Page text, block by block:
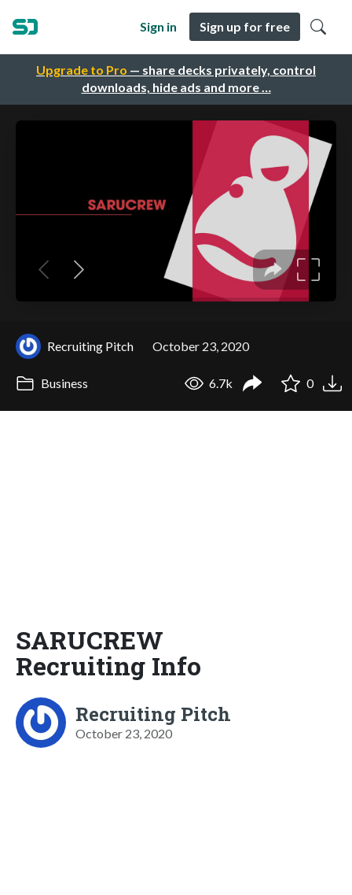
Upgrade to Pro — share decks privately, control
downloads, hide ads and more …
Sign in Sign up for free
Recruiting Pitch October 23, 2020
Business 6.7k 0
SARUCREW
Recruiting Info
Recruiting Pitch
October 23, 2020